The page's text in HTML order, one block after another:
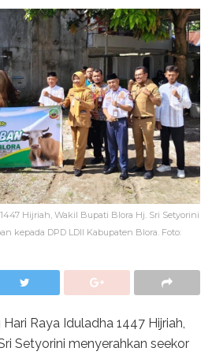
Hijriah, Wakil Bupati Blora Hj. Sri Setyorini
kepada DPD LDII Kabupaten Blora. Foto:
Raya Iduladha 1447 Hijriah,
Setyorini menyerahkan seekor